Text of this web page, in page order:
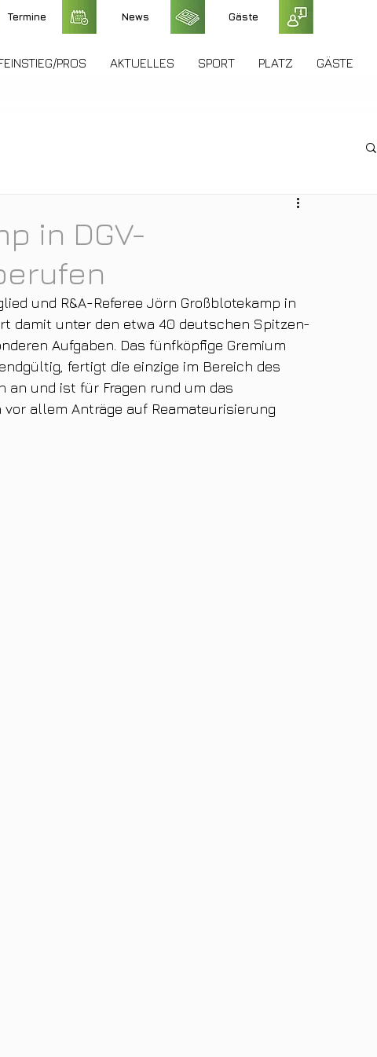
Termine News Gäste
PROS AKTUELLES SPORT PLATZ GÄSTE
in DGV-
und R&A-Referee Jörn Großblotekamp in
damit unter den etwa 40 deutschen Spitzen-
Aufgaben. Das fünfköpfige Gremium
fertigt die einzige im Bereich des
an und ist für Fragen rund um das
allem Anträge auf Reamateurisierung